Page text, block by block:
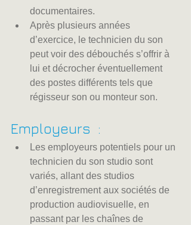
documentaires.
Après plusieurs années
d’exercice, le technicien du son
peut voir des débouchés s’offrir à
lui et décrocher éventuellement
des postes différents tels que
régisseur son ou monteur son.
Employeurs  :
Les employeurs potentiels pour un
technicien du son studio sont
variés, allant des studios
d’enregistrement aux sociétés de
production audiovisuelle, en
passant par les chaînes de